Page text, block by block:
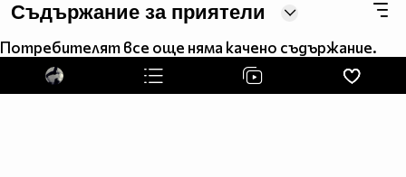
Съдържание за приятели
Потребителят все още няма качено съдържание.